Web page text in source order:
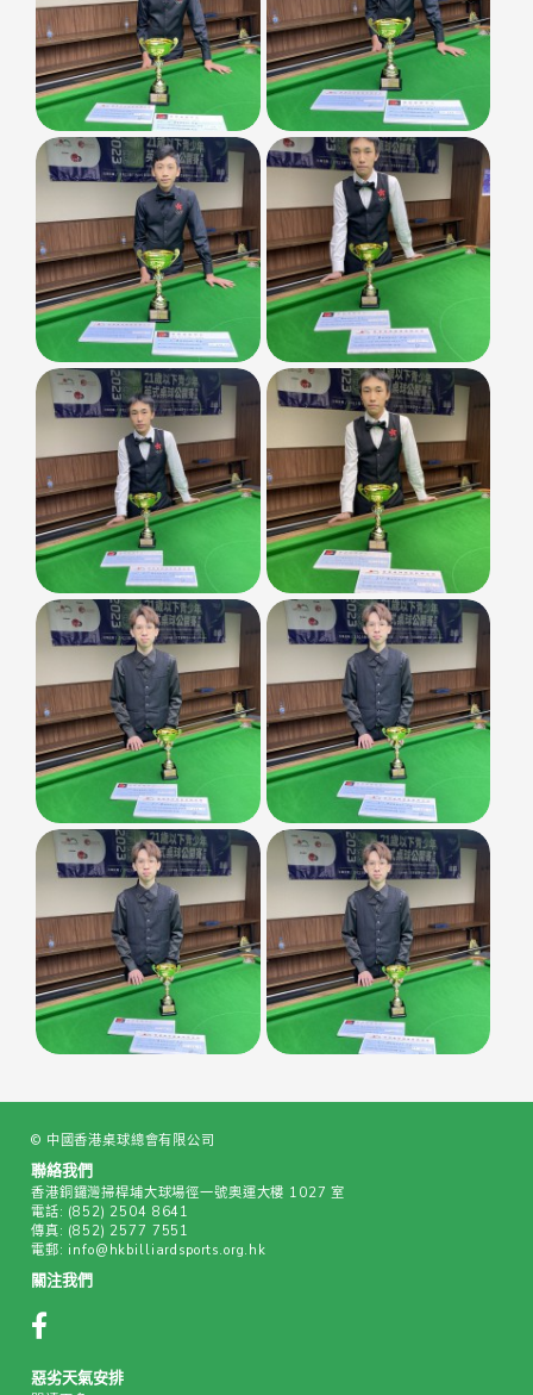
© 中國香港桌球總會有限公司
聯絡我們
香港銅鑼灣掃桿埔大球場徑一號奧運大樓 1027 室
電話: (852) 2504 8641
傳真: (852) 2577 7551
電郵: info@hkbilliardsports.org.hk
關注我們
惡劣天氣安排